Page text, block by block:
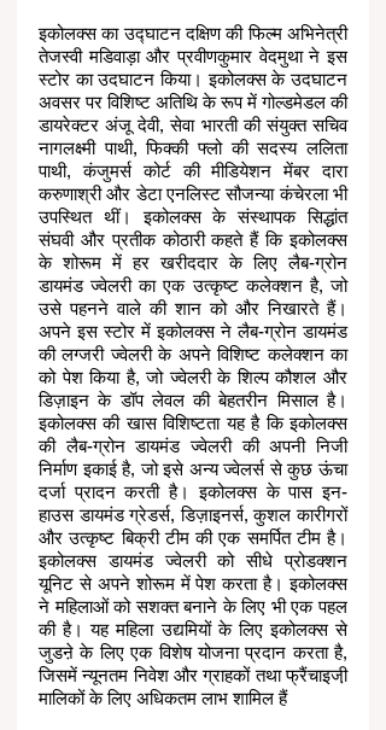
इकोलक्स का उद्घाटन दक्षिण की फिल्म अभिनेत्री
तेजस्वी मडिवाड़ा और प्रवीणकुमार वेदमुथा ने इस
स्टोर का उदघाटन किया। इकोलक्स के उदघाटन
अवसर पर विशिष्ट अतिथि के रूप में गोल्डमेडल की
डायरेक्टर अंजू देवी, सेवा भारती की संयुक्त सचिव
नागलक्ष्मी पाथी, फिक्की फ्लो की सदस्य ललिता
पाथी, कंजुमर्स कोर्ट की मीडियेशन मेंबर दारा
करुणाश्री और डेटा एनलिस्ट सौजन्या कंचेरला भी
उपस्थित थीं। इकोलक्स के संस्थापक सिद्धांत
संघवी और प्रतीक कोठारी कहते हैं कि इकोलक्स
के शोरूम में हर खरीददार के लिए लैब-ग्रोन
डायमंड ज्वेलरी का एक उत्कृष्ट कलेक्शन है, जो
उसे पहनने वाले की शान को और निखारते हैं।
अपने इस स्टोर में इकोलक्स ने लैब-ग्रोन डायमंड
की लग्जरी ज्वेलरी के अपने विशिष्ट कलेक्शन का
को पेश किया है, जो ज्वेलरी के शिल्प कौशल और
डिज़ाइन के डॉप लेवल की बेहतरीन मिसाल है।
इकोलक्स की खास विशिष्टता यह है कि इकोलक्स
की लैब-ग्रोन डायमंड ज्वेलरी की अपनी निजी
निर्माण इकाई है, जो इसे अन्य ज्वेलर्स से कुछ ऊंचा
दर्जा प्रादन करती है। इकोलक्स के पास इन-
हाउस डायमंड ग्रेडर्स, डिज़ाइनर्स, कुशल कारीगरों
और उत्कृष्ट बिक्री टीम की एक समर्पित टीम है।
इकोलक्स डायमंड ज्वेलरी को सीधे प्रोडक्शन
यूनिट से अपने शोरूम में पेश करता है। इकोलक्स
ने महिलाओं को सशक्त बनाने के लिए भी एक पहल
की है। यह महिला उद्यमियों के लिए इकोलक्स से
जुडऩे के लिए एक विशेष योजना प्रदान करता है,
जिसमें न्यूनतम निवेश और ग्राहकों तथा फ्रैंचाइजी़
मालिकों के लिए अधिकतम लाभ शामिल हैं